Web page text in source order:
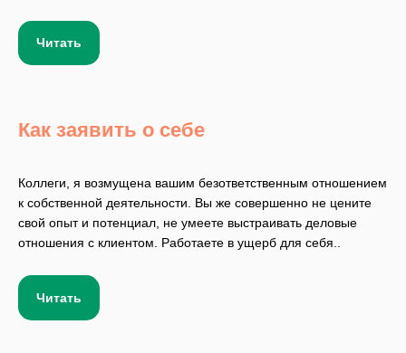
Читать
Как заявить о себе
Коллеги, я возмущена вашим безответственным отношением
к собственной деятельности. Вы же совершенно не цените
свой опыт и потенциал, не умеете выстраивать деловые
отношения с клиентом. Работаете в ущерб для себя..
Читать